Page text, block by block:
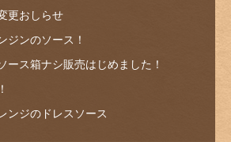
更おしらせ
ジンのソース！
ース箱ナシ販売はじめました！
ンジのドレスソース